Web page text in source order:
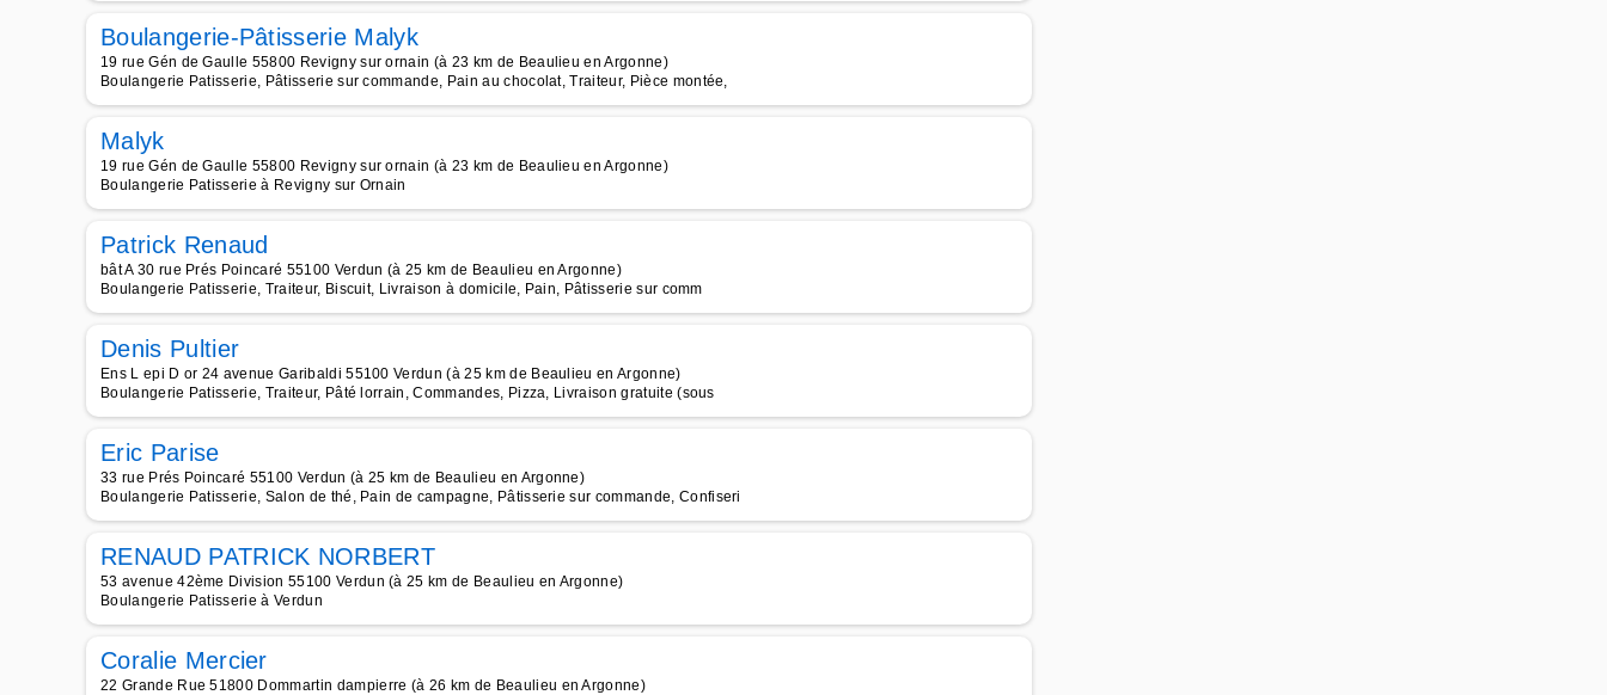
Boulangerie-Pâtisserie Malyk
19 rue Gén de Gaulle 55800 Revigny sur ornain (à 23 km de Beaulieu en Argonne)
Boulangerie Patisserie, Pâtisserie sur commande, Pain au chocolat, Traiteur, Pièce montée,
Malyk
19 rue Gén de Gaulle 55800 Revigny sur ornain (à 23 km de Beaulieu en Argonne)
Boulangerie Patisserie à Revigny sur Ornain
Patrick Renaud
bât A 30 rue Prés Poincaré 55100 Verdun (à 25 km de Beaulieu en Argonne)
Boulangerie Patisserie, Traiteur, Biscuit, Livraison à domicile, Pain, Pâtisserie sur comm
Denis Pultier
Ens L epi D or 24 avenue Garibaldi 55100 Verdun (à 25 km de Beaulieu en Argonne)
Boulangerie Patisserie, Traiteur, Pâté lorrain, Commandes, Pizza, Livraison gratuite (sous
Eric Parise
33 rue Prés Poincaré 55100 Verdun (à 25 km de Beaulieu en Argonne)
Boulangerie Patisserie, Salon de thé, Pain de campagne, Pâtisserie sur commande, Confiseri
RENAUD PATRICK NORBERT
53 avenue 42ème Division 55100 Verdun (à 25 km de Beaulieu en Argonne)
Boulangerie Patisserie à Verdun
Coralie Mercier
22 Grande Rue 51800 Dommartin dampierre (à 26 km de Beaulieu en Argonne)